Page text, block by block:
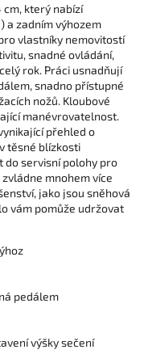
cm, který nabízí
a zadním výhozem
vlastníky nemovitostí
snadné ovládání,
rok. Práci usnadňují
snadno přístupné
nožů. Kloubové
manévrovatelnost.
přehled o
těsné blízkosti
do servisní polohy pro
mnohem více
jako jsou sněhová
vám pomůže udržovat
pedálem
výšky sečení